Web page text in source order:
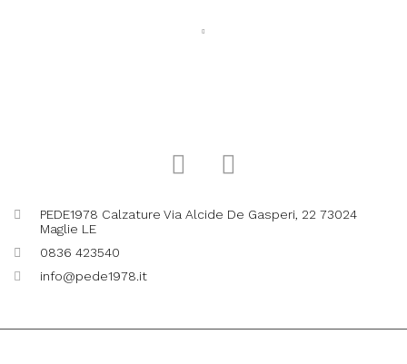
PEDE1978 Calzature Via Alcide De Gasperi, 22 73024
Maglie LE
0836 423540
info@pede1978.it